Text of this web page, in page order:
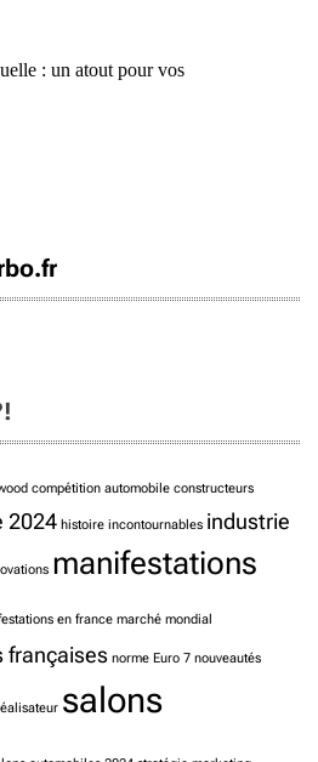
: un atout pour vos
compétition automobile constructeurs
2024 histoire incontournables industrie
manifestations
en france marché mondial
françaises norme Euro 7 nouveautés
salons